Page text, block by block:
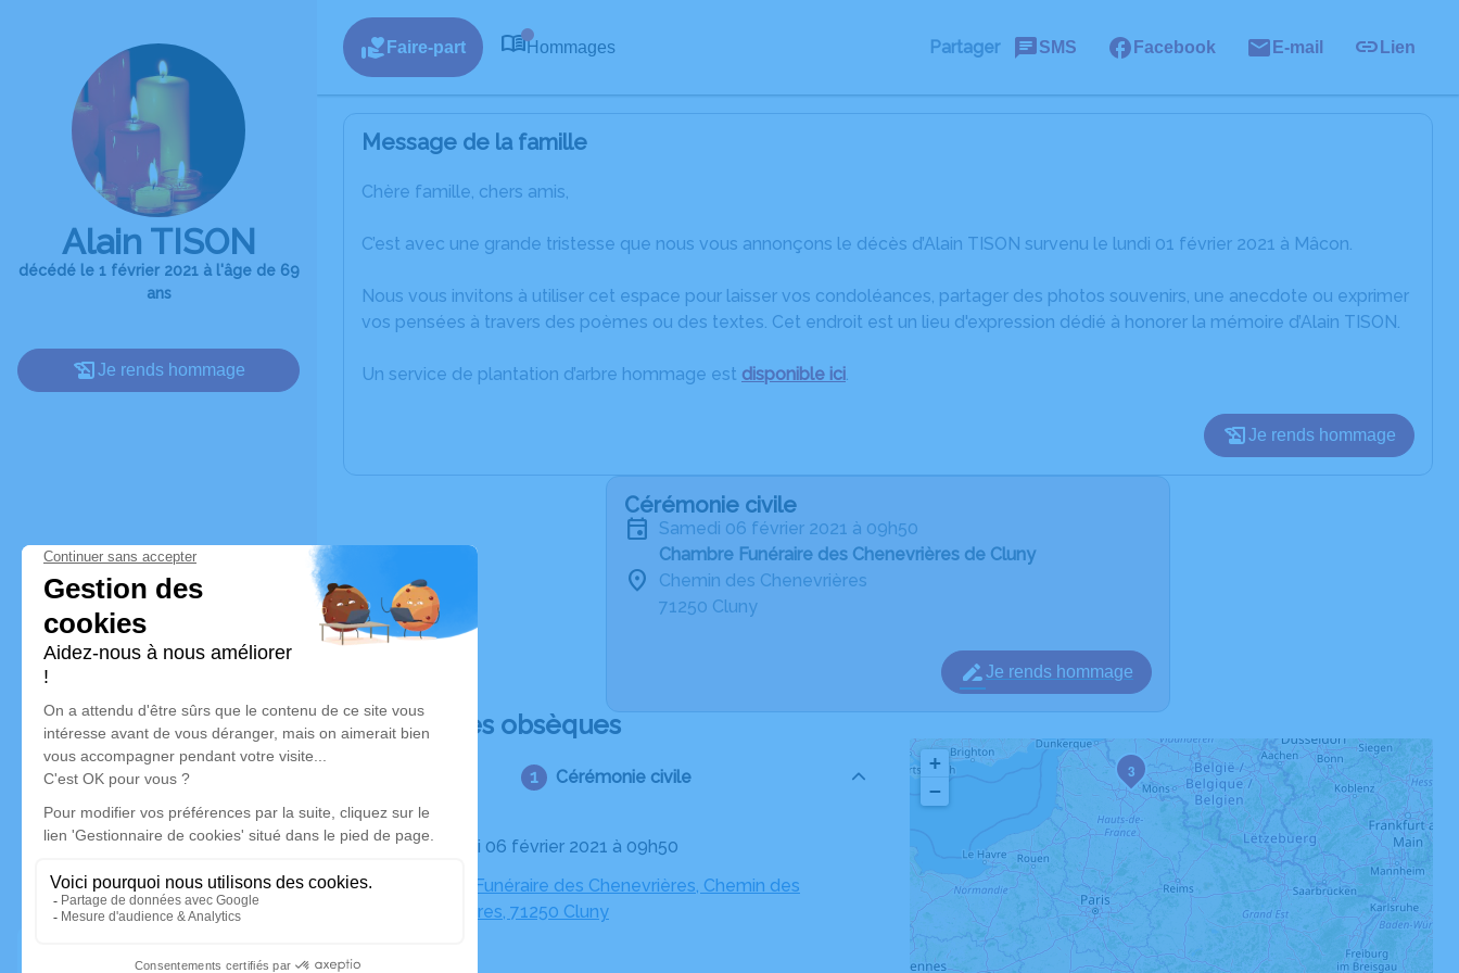
Alain TISON
décédé le 1 février 2021 à l'âge de 69
ans
Je rends hommage
Faire-part Hommages Partager SMS Facebook E-mail Lien
Message de la famille
Chère famille, chers amis,
C’est avec une grande tristesse que nous vous annonçons le décès d’Alain TISON survenu le lundi 01 février 2021 à Mâcon.
Nous vous invitons à utiliser cet espace pour laisser vos condoléances, partager des photos souvenirs, une anecdote ou exprimer
vos pensées à travers des poèmes ou des textes. Cet endroit est un lieu d'expression dédié à honorer la mémoire d’Alain TISON.
Un service de plantation d’arbre hommage est disponible ici.
Je rends hommage
Cérémonie civile
samedi 06 février 2021 à 09h50
Chambre Funéraire des Chenevrières de Cluny
Chemin des Chenevrières
71250 Cluny
Je rends hommage
Déroulé des obsèques
Cérémonie civile
Le samedi 06 février 2021 à 09h50
Chambre Funéraire des Chenevrières, Chemin des
Chenevrières, 71250 Cluny
3
+
−